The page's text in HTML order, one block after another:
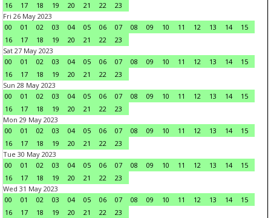
16
17 18 19 20 21 22
23
Fri 26 May 2023
00
01 02 03 04 05 06 07 08 09 10 11 12 13 14
15
16
17 18 19 20 21 22
23
Sat 27 May 2023
00
01 02 03 04 05 06 07 08 09 10 11 12 13 14
15
16
17 18 19 20 21 22
23
Sun 28 May 2023
00
01 02 03 04 05 06 07 08 09 10 11 12 13 14
15
16
17 18 19 20 21 22
23
Mon 29 May 2023
00
01 02 03 04 05 06 07 08 09 10 11 12 13 14
15
16
17 18 19 20 21 22
23
Tue 30 May 2023
00
01 02 03 04 05 06 07 08 09 10 11 12 13 14
15
16
17 18 19 20 21 22
23
Wed 31 May 2023
00
01 02 03 04 05 06 07 08 09 10 11 12 13 14
15
16
17 18 19 20 21 22
23